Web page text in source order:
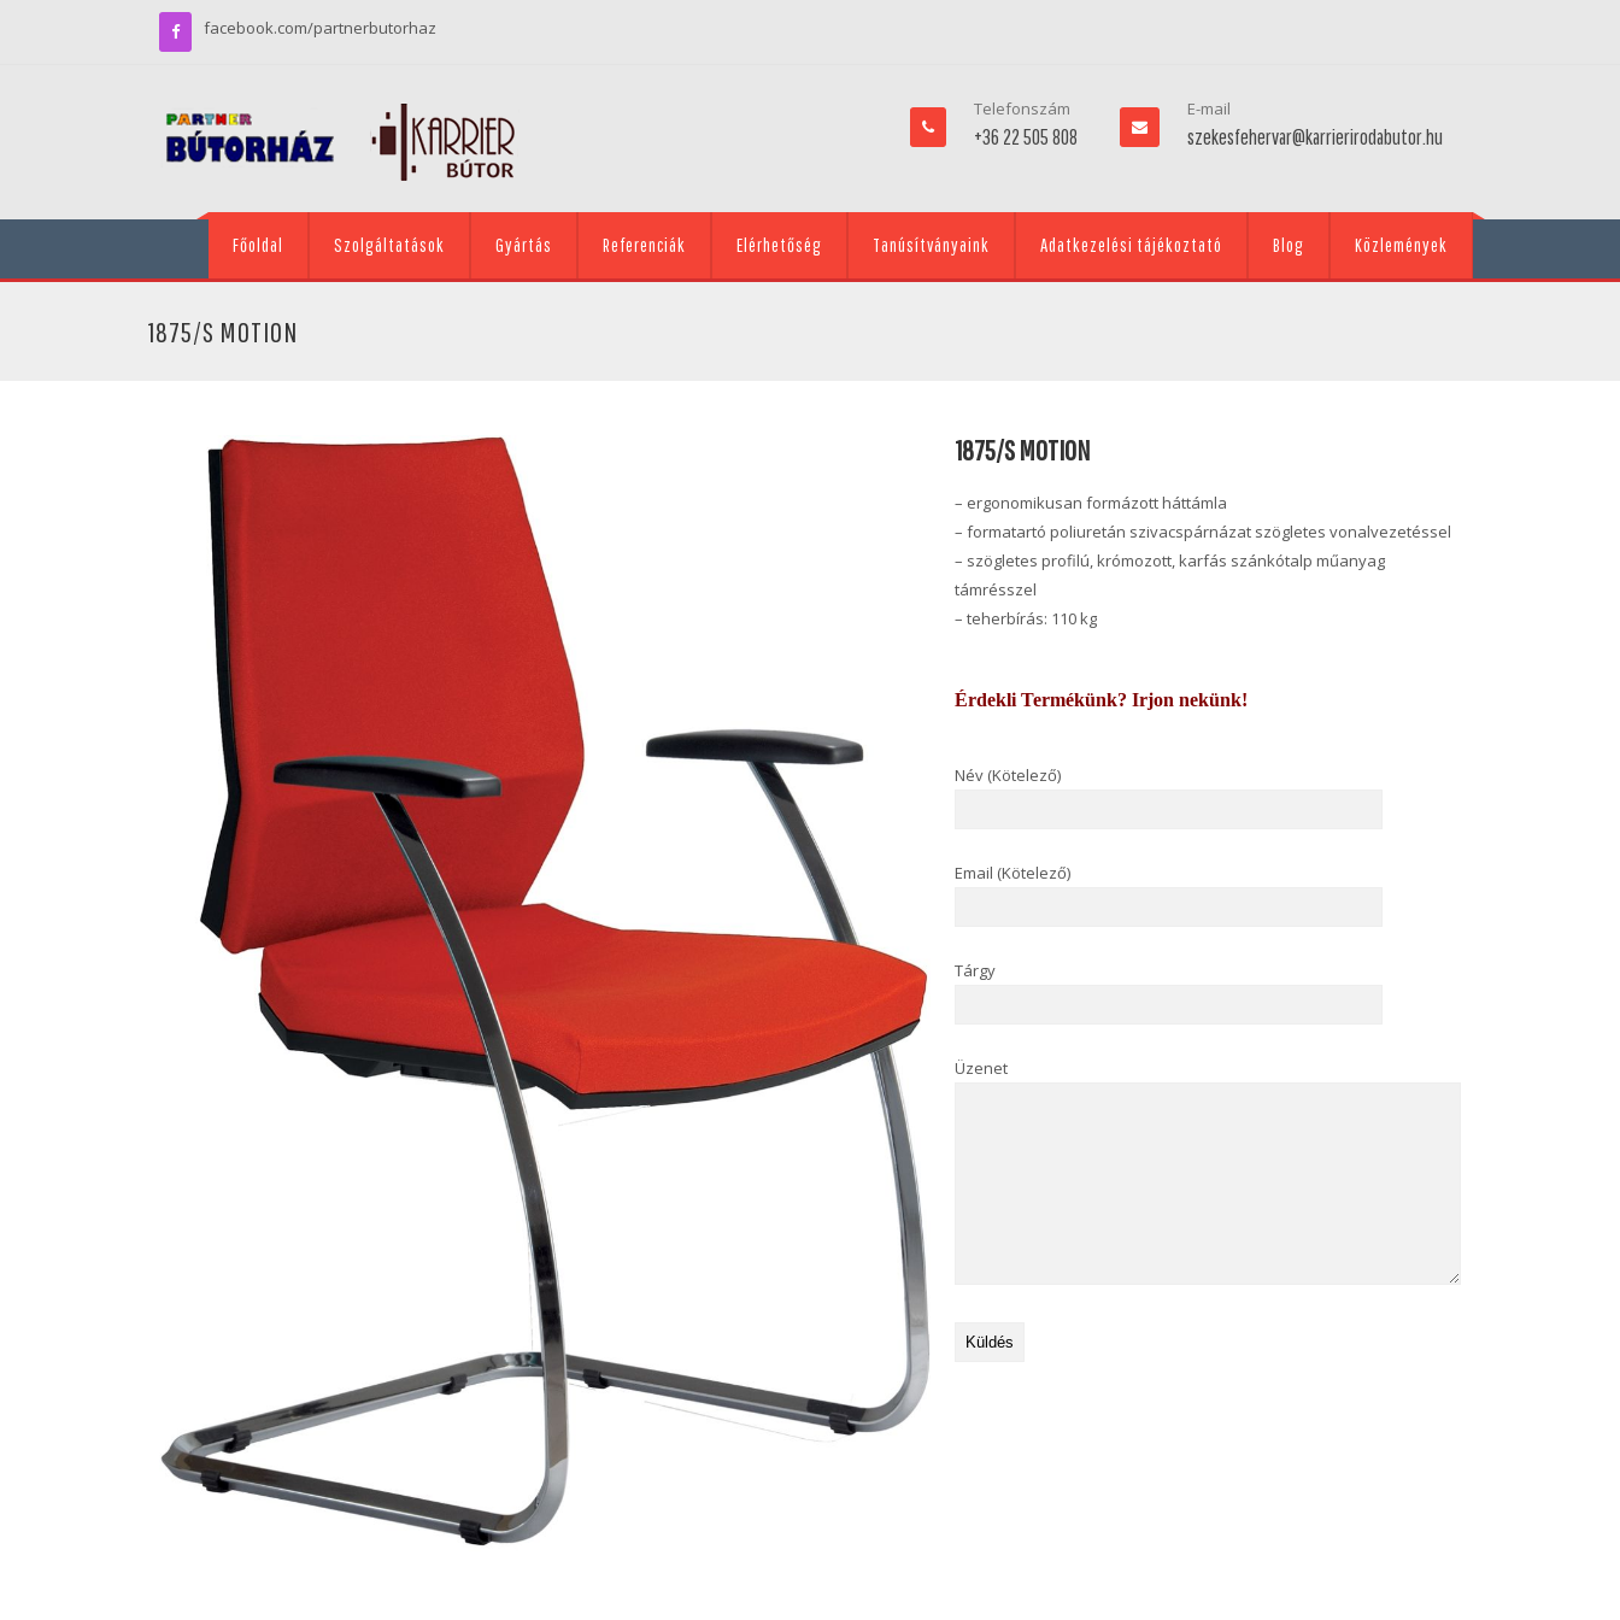
facebook.com/partnerbutorhaz
Telefonszám
+36 22 505 808
E-mail
szekesfehervar@karrierirodabutor.hu
Főoldal Szolgáltatások Gyártás Referenciák Elérhetőség Tanúsítványaink Adatkezelési tájékoztató Blog Közlemények
1875/S MOTION
1875/S MOTION
– ergonomikusan formázott háttámla
– formatartó poliuretán szivacspárnázat szögletes vonalvezetéssel
– szögletes profilú, krómozott, karfás szánkótalp műanyag
támrésszel
– teherbírás: 110 kg
Érdekli Termékünk? Irjon nekünk!
Név (Kötelező)
Email (Kötelező)
Tárgy
Üzenet